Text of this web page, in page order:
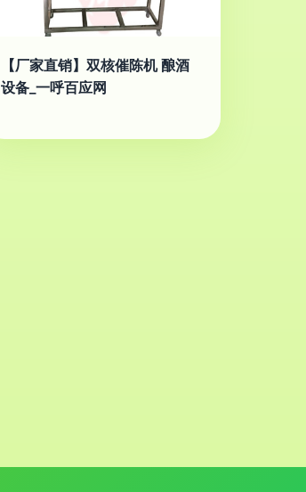
【厂家直销】双核催陈机 酿酒
设备_一呼百应网